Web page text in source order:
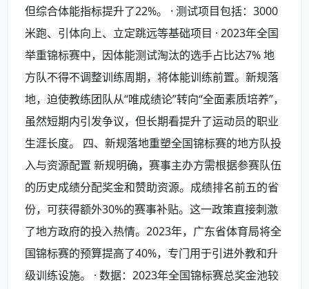
但综合体能指标提升了22%。 · 测试项目包括：3000
米跑、引体向上、立定跳远等基础项目 · 2023年全国
举重锦标赛中，因体能测试淘汰的选手占比达7% 地
方队不得不调整训练周期，将体能训练前置。新规落
地，迫使教练团队从“唯成绩论”转向“全面素质培养”，
虽然短期内引发争议，但长期看提升了运动员的职业
生涯长度。 四、新规落地重塑全国锦标赛的地方队投
入与资源配置 新规明确，赛事主办方需根据参赛队伍
的历史成绩分配奖金和赞助资源。成绩排名前五的省
份，可获得额外30%的赛事补贴。这一政策直接刺激
了地方政府的投入热情。2023年，广东省体育局将全
国锦标赛的预算提高了40%，专门用于引进外教和升
级训练设施。 · 数据：2023年全国锦标赛总奖金池较